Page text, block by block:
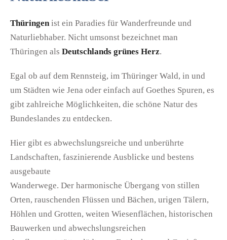
Thüringen ist ein Paradies für Wanderfreunde und
Naturliebhaber. Nicht umsonst bezeichnet man
Thüringen als Deutschlands grünes Herz.
Egal ob auf dem Rennsteig, im Thüringer Wald, in und
um Städten wie Jena oder einfach auf Goethes Spuren, es
gibt zahlreiche Möglichkeiten, die schöne Natur des
Bundeslandes zu entdecken.
Hier gibt es abwechslungsreiche und unberührte
Landschaften, faszinierende Ausblicke und bestens
ausgebaute
Wanderwege. Der harmonische Übergang von stillen
Orten, rauschenden Flüssen und Bächen, urigen Tälern,
Höhlen und Grotten, weiten Wiesenflächen, historischen
Bauwerken und abwechslungsreichen